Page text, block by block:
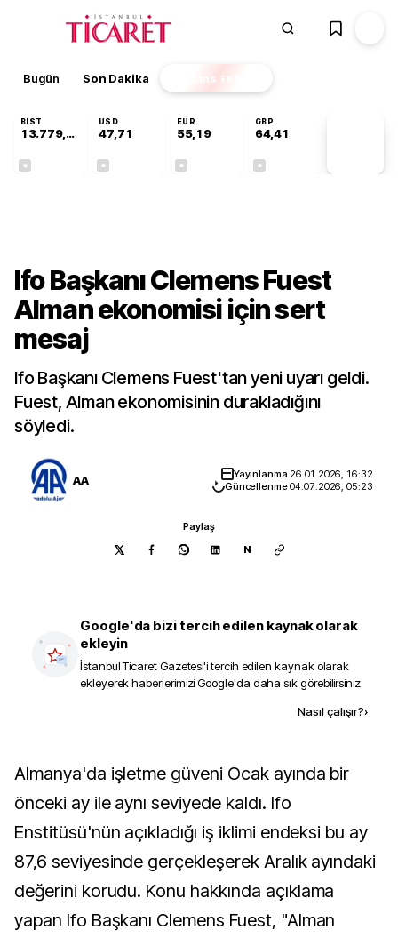
Bugün Son Dakika Finans EKSTRA
BIST
13.779,39
USD
47,71
EUR
55,19
GBP
64,41
Ifo Başkanı Clemens Fuest
Alman ekonomisi için sert
mesaj
Ifo Başkanı Clemens Fuest'tan yeni uyarı geldi.
Fuest, Alman ekonomisinin durakladığını
söyledi.
AA Yayınlanma 26.01.2026, 16:32
Güncellenme04.07.2026, 05:23
Paylaş
N
Google'da bizi tercih edilen kaynak olarak
ekleyin
İstanbul Ticaret Gazetesi'i tercih edilen kaynak olarak
ekleyerek haberlerimizi Google'da daha sık görebilirsiniz.
Nasıl çalışır?›
Almanya'da işletme güveni Ocak ayında bir
önceki ay ile aynı seviyede kaldı. Ifo
Enstitüsü'nün açıkladığı iş iklimi endeksi bu ay
87,6 seviyesinde gerçekleşerek Aralık ayındaki
değerini korudu. Konu hakkında açıklama
yapan Ifo Başkanı Clemens Fuest, "Alman